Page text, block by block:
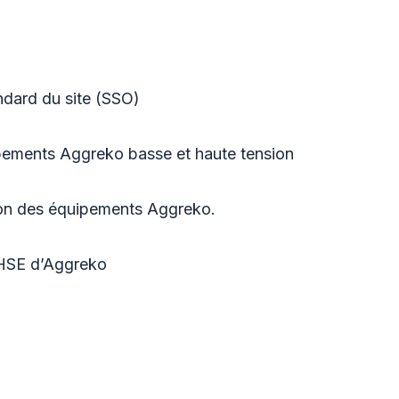
du site (SSO)
Aggreko basse et haute tension
des équipements Aggreko.
d’Aggreko